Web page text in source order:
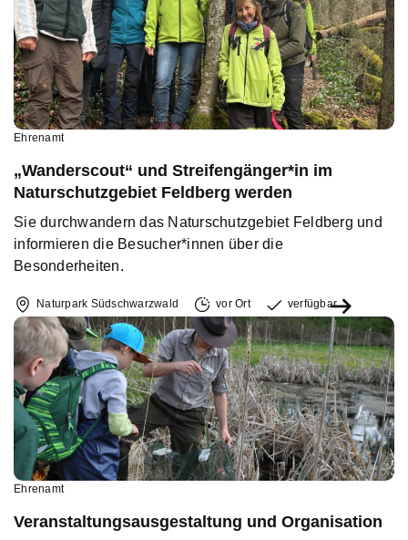
Ehrenamt
„Wanderscout“ und Streifengänger*in im
Naturschutzgebiet Feldberg werden
Sie durchwandern das Naturschutzgebiet Feldberg und
informieren die Besucher*innen über die
Besonderheiten.
Naturpark Südschwarzwald vor Ort verfügbar
Ehrenamt
Veranstaltungsausgestaltung und Organisation